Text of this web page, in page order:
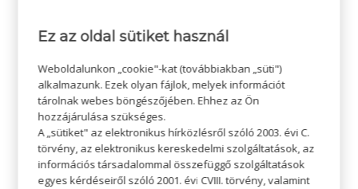
Ez az oldal sütiket használ
Weboldalunkon „cookie"-kat (továbbiakban „süti")
alkalmazunk. Ezek olyan fájlok, melyek információt
tárolnak webes böngészőjében. Ehhez az Ön
hozzájárulása szükséges.
A „sütiket" az elektronikus hírközlésről szóló 2003. évi C.
törvény, az elektronikus kereskedelmi szolgáltatások, az
információs társadalommal összefüggő szolgáltatások
egyes kérdéseiről szóló 2001. évi CVIII. törvény, valamint